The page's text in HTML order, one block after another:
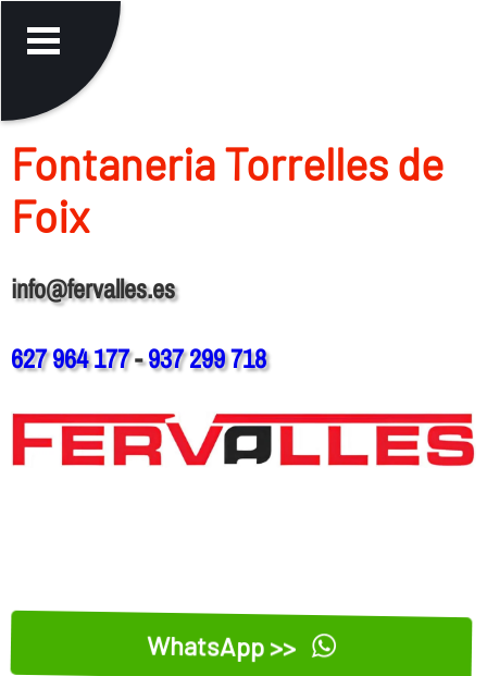
Fontaneria Torrelles de
Foix
info@fervalles.es
627 964 177-937 299 718
WhatsApp >>